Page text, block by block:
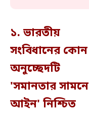
১. ভারতীয়
সংবিধানের কোন
অনুচ্ছেদটি
'সমানতার সামনে
আইন' নিশ্চিত